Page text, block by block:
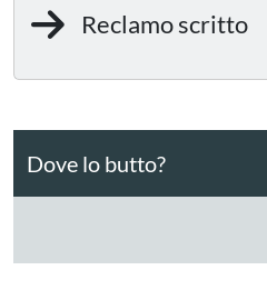
Reclamo scritto
Dove lo butto?